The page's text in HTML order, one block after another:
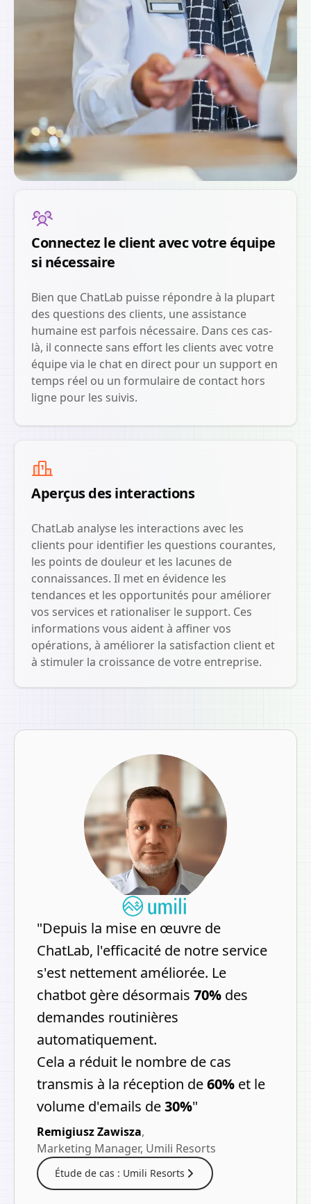
Connectez le client avec votre équipe
si nécessaire
Bien que ChatLab puisse répondre à la plupart
des questions des clients, une assistance
humaine est parfois nécessaire. Dans ces cas-
là, il connecte sans effort les clients avec votre
équipe via le chat en direct pour un support en
temps réel ou un formulaire de contact hors
ligne pour les suivis.
Aperçus des interactions
ChatLab analyse les interactions avec les
clients pour identifier les questions courantes,
les points de douleur et les lacunes de
connaissances. Il met en évidence les
tendances et les opportunités pour améliorer
vos services et rationaliser le support. Ces
informations vous aident à affiner vos
opérations, à améliorer la satisfaction client et
à stimuler la croissance de votre entreprise.
"Depuis la mise en œuvre de
ChatLab, l'efficacité de notre service
s'est nettement améliorée. Le
chatbot gère désormais 70% des
demandes routinières
automatiquement.
Cela a réduit le nombre de cas
transmis à la réception de60% et le
volume d'emails de30%"
Remigiusz Zawisza,
Marketing Manager, Umili Resorts
Étude de cas : Umili Resorts